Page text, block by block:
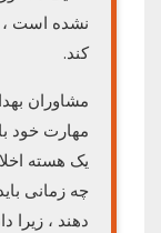
نشده است ،
کند.
مشاوران
مهارت خود
یک هسته
چه زمانی
دهند ، زیرا